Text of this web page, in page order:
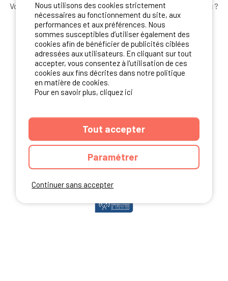
Vous souhaitez bénéficier desmeilleures offres camping ?
Abonnez-vous à la newsletterdès aujourd'hui
S'ABONNER
NOS PARTENAIRES
Continuer sans accepter
Nous utilisons des cookies strictement
nécessaires au fonctionnement du site, aux
performances et aux préférences. Nous
sommes susceptibles d’utiliser également des
cookies afin de bénéficier de publicités ciblées
adressées aux utilisateurs. En cliquant sur tout
accepter, vous consentez à l'utilisation de ces
cookies aux fins décrites dans notre politique
en matière de cookies.
Pour en savoir plus, cliquez ici
Tout accepter
Paramétrer